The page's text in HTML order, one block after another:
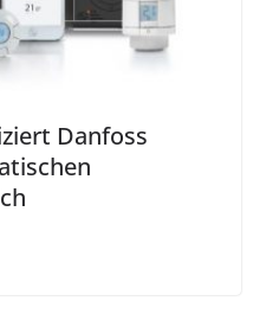
Danfoss